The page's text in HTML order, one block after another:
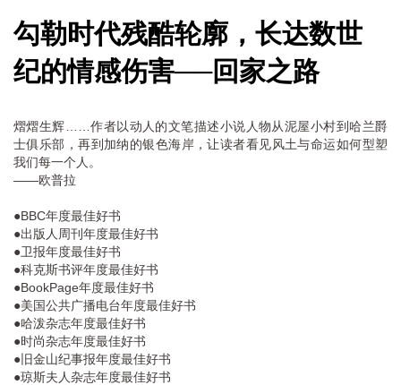
勾勒时代残酷轮廓，长达数世
纪的情感伤害──回家之路
熠熠生辉……作者以动人的文笔描述小说人物从泥屋小村到哈兰爵
士俱乐部，再到加纳的银色海岸，让读者看见风土与命运如何型塑
我们每一个人。
——欧普拉
●BBC年度最佳好书
●出版人周刊年度最佳好书
●卫报年度最佳好书
●科克斯书评年度最佳好书
●BookPage年度最佳好书
●美国公共广播电台年度最佳好书
●哈泼杂志年度最佳好书
●时尚杂志年度最佳好书
●旧金山纪事报年度最佳好书
●琼斯夫人杂志年度最佳好书